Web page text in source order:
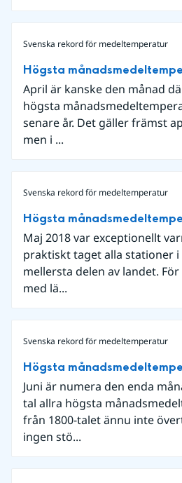
Svenska rekord för medeltemperatur
Högsta
April är kanske den månad
högsta
senare år. Det gäller främst
men i ...
Svenska rekord för medeltemperatur
Högsta
Maj 2018 var exceptionellt
praktiskt taget alla stationer i
mellersta delen av landet.
med lä...
Svenska rekord för medeltemperatur
Högsta
Juni är numera den enda
tal allra högsta
från 1800-talet ännu inte
ingen stö...